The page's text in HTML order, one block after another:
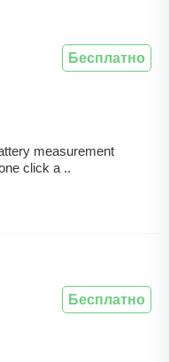
measurement
click a ..
Бесплатно
Бесплатно